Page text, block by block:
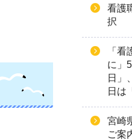
看護
択
「
に」
日」
日は
宮崎
ご案